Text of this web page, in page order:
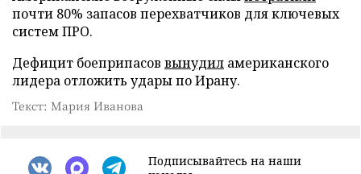
почти 80% запасов перехватчиков для ключевых
систем ПРО.
Дефицит боеприпасов вынудил американского
лидера отложить удары по Ирану.
Текст: Мария Иванова
Подписывайтесь на наши